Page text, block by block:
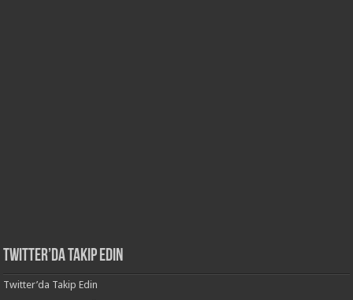
Twitter’da Takip Edin
Twitter’da Takip Edin